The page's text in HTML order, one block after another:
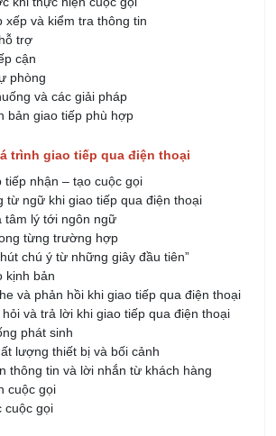
xếp và kiểm tra thông tin
trợ
cận
phòng
và các giải pháp
bản giao tiếp phù hợp
trình giao tiếp qua điện thoại
tiếp nhận – tạo cuộc gọi
từ ngữ khi giao tiếp qua điện thoại
tâm lý tới ngôn ngữ
từng trường hợp
chú ý từ những giây đầu tiên”
kịnh bản
và phản hồi khi giao tiếp qua điện thoại
và trả lời khi giao tiếp qua điện thoại
phát sinh
lượng thiết bị và bối cảnh
thông tin và lời nhắn từ khách hàng
cuộc gọi
cuộc gọi